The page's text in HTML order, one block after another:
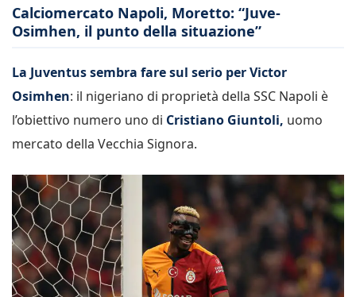
Calciomercato Napoli, Moretto: “Juve-
Osimhen, il punto della situazione”
La Juventus sembra fare sul serio per Victor
Osimhen: il nigeriano di proprietà della SSC Napoli è
l’obiettivo numero uno di Cristiano Giuntoli, uomo
mercato della Vecchia Signora.